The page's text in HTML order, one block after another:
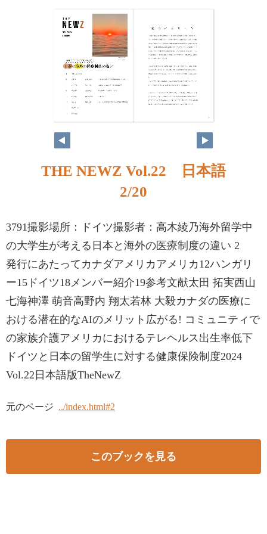
THE NEWZ Vol.22 日本語
2/20
3791撮影場所：ドイツ撮影者：高木綾乃海外留学中
の大学生が考える日本と海外の医療制度の違い 2
発行にあたってカナダアメリカアメリカ12ハンガリ
ー15ドイツ18メンバー紹介19参考文献太田 拓実西山
七海神澤 萌音高野内 翔太若林 大毅カナダの医療に
おける潜在的なAIのメリット広がる! コミュニティで
の家族介護アメリカにおけるテレヘルス出生率低下
ドイツと日本の留学生に対する健康保険制度2024
Vol.22日本語版TheNewZ
元のページ ../index.html#2
このブックを見る